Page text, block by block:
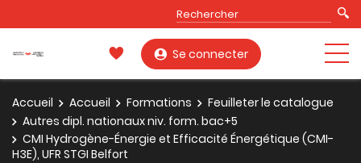
Se connecter
Accueil Accueil Formations
Feuilleter le catalogue
Autres dipl. nationaux niv. form. bac+5
CMI Hydrogène-Énergie et Efficacité Énergétique (CMI-
H3E), UFR STGI Belfort